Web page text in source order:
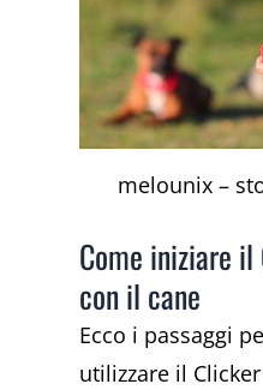
melounix –
Come iniziare
con il cane
Ecco i passaggi
utilizzare il